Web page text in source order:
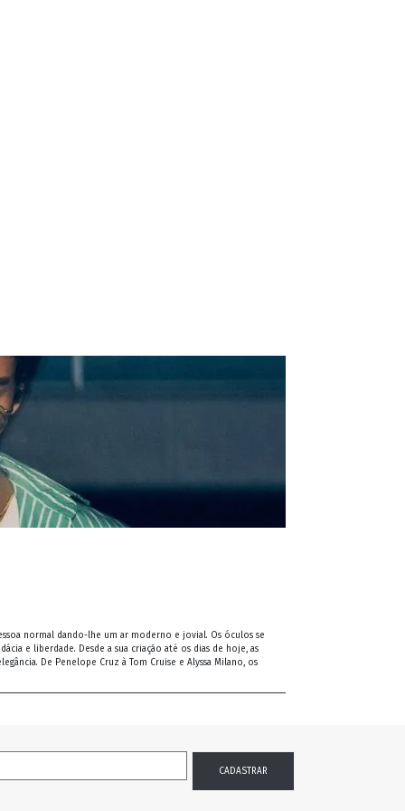
normal dando-lhe um ar moderno e jovial. Os óculos se
e liberdade. Desde a sua criação até os dias de hoje, as
De Penelope Cruz à Tom Cruise e Alyssa Milano, os